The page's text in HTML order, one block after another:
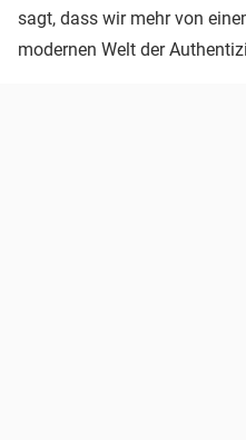
sagt, dass wir mehr von
modernen Welt der